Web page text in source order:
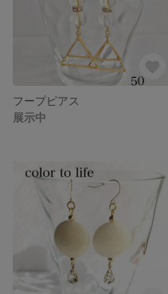
フープピアス
展示中